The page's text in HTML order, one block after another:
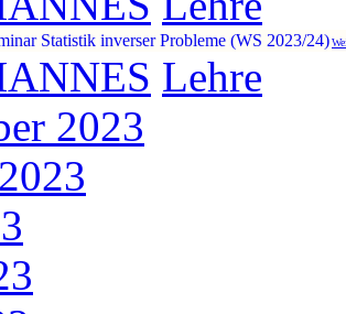
Statistik inverser Probleme (WS 2023/24)
Lehre
2023